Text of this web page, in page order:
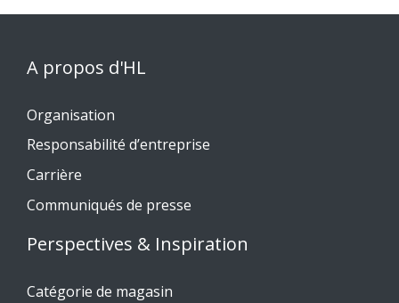
A propos d'HL
Organisation
Responsabilité d’entreprise
Carrière
Communiqués de presse
Perspectives & Inspiration
Catégorie de magasin